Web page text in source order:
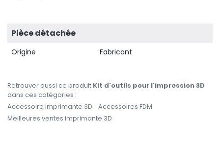
Pièce détachée
Origine Fabricant
Retrouver aussi ce produit Kit d'outils pour l'impression 3D
dans ces catégories :
Accessoire imprimante 3D
Accessoires FDM
Meilleures ventes imprimante 3D